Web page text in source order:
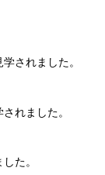
されました。
れました。
た。